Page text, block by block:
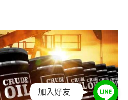
加入好友